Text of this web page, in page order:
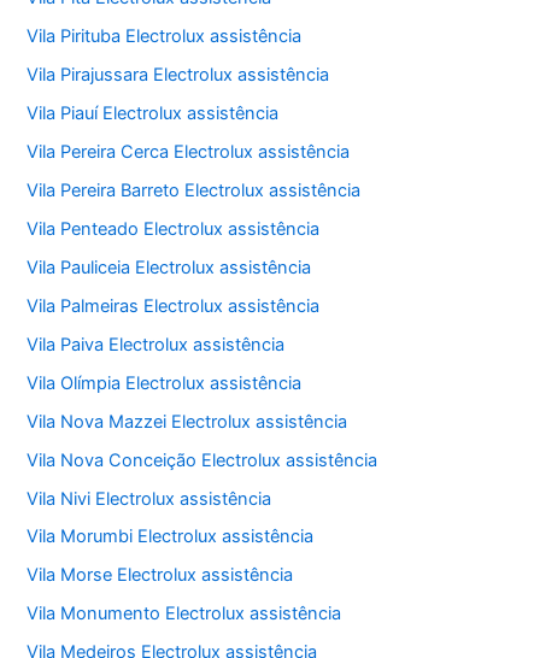
Vila Pirituba Electrolux assistência
Vila Pirajussara Electrolux assistência
Vila Piauí Electrolux assistência
Vila Pereira Cerca Electrolux assistência
Vila Pereira Barreto Electrolux assistência
Vila Penteado Electrolux assistência
Vila Pauliceia Electrolux assistência
Vila Palmeiras Electrolux assistência
Vila Paiva Electrolux assistência
Vila Olímpia Electrolux assistência
Vila Nova Mazzei Electrolux assistência
Vila Nova Conceição Electrolux assistência
Vila Nivi Electrolux assistência
Vila Morumbi Electrolux assistência
Vila Morse Electrolux assistência
Vila Monumento Electrolux assistência
Vila Medeiros Electrolux assistência